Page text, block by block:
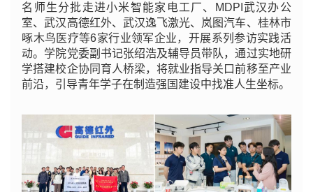
名师生分批走进小米智能家电工厂、MDPI武汉办公
室、武汉高德红外、武汉逸飞激光、岚图汽车、桂林市
啄木鸟医疗等6家行业领军企业，开展系列参访实践活
动。学院党委副书记张绍浩及辅导员带队，通过实地研
学搭建校企协同育人桥梁，将就业指导关口前移至产业
前沿，引导青年学子在制造强国建设中找准人生坐标。